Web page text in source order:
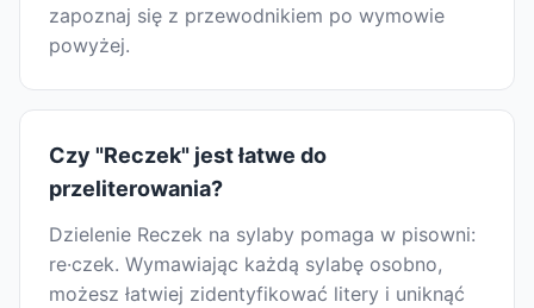
zapoznaj się z przewodnikiem po wymowie
powyżej.
Czy "Reczek" jest łatwe do
przeliterowania?
Dzielenie Reczek na sylaby pomaga w pisowni:
re·czek. Wymawiając każdą sylabę osobno,
możesz łatwiej zidentyfikować litery i uniknąć